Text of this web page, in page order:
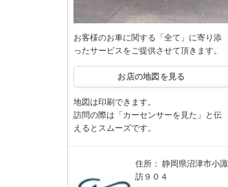
お客様のお車に関する「全て」に寄り添
ったサービスをご提供させて頂きます。
お店の地図を見る
地図は印刷できます。
訪問の際は「カーセンサーを見た」と伝
えるとスムーズです。
住所： 静岡県沼津市小諏
訪９０４